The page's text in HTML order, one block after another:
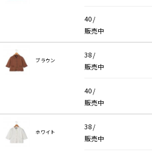
40 /
販売中
ブラウン
38 /
販売中
40 /
販売中
ホワイト
38 /
販売中